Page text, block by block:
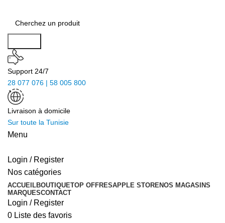
Support 24/7
28 077 076 | 58 005 800
Livraison à domicile
Sur toute la Tunisie
Menu
Login / Register
Nos catégories
ACCUEILBOUTIQUETOP OFFRESAPPLE STORENOS MAGASINS
MARQUESCONTACT
Login / Register
0 Liste des favoris